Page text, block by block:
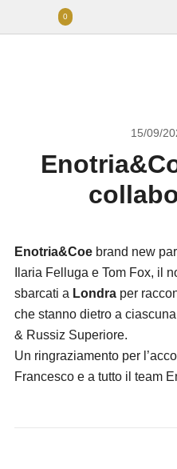
0
15/09/
Enotria&Coebrand new
Ilaria Felluga e Tom Fox, il
sbarcati a Londraper
che stanno dietro a
& Russiz Superiore.
Un ringraziamento per
Francesco e a tutto il team